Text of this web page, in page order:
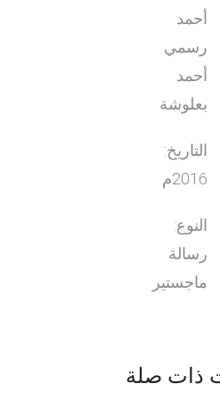
أحمد
رسمي
أحمد
بعلوشة
التاريخ:
2016م
النوع:
رسالة
ماجستير
ذات صلة